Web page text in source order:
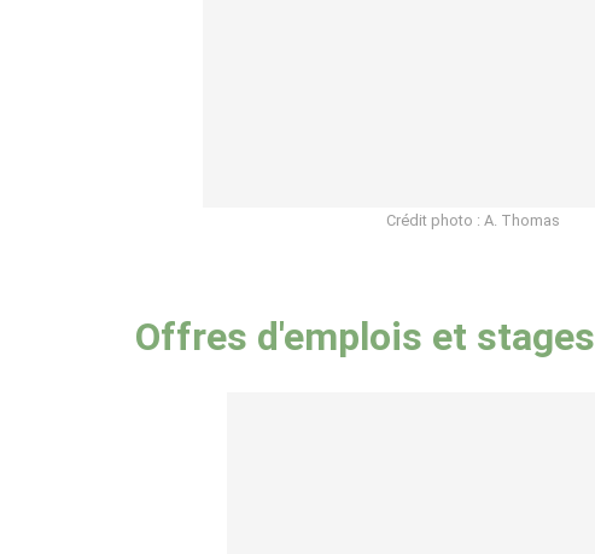
Crédit photo : A. Thomas
Offres d'emplois et stages